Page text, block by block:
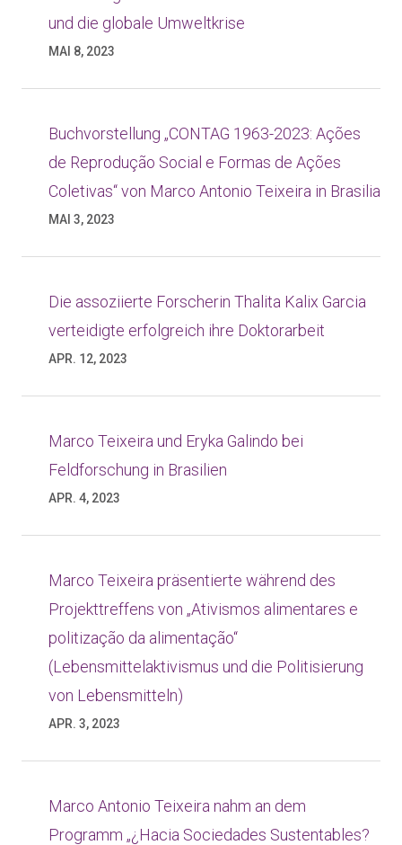
und die globale Umweltkrise
MAI 8, 2023
Buchvorstellung „CONTAG 1963-2023: Ações
de Reprodução Social e Formas de Ações
Coletivas“ von Marco Antonio Teixeira in Brasilia
MAI 3, 2023
Die assoziierte Forscherin Thalita Kalix Garcia
verteidigte erfolgreich ihre Doktorarbeit
APR. 12, 2023
Marco Teixeira und Eryka Galindo bei
Feldforschung in Brasilien
APR. 4, 2023
Marco Teixeira präsentierte während des
Projekttreffens von „Ativismos alimentares e
politização da alimentação“
(Lebensmittelaktivismus und die Politisierung
von Lebensmitteln)
APR. 3, 2023
Marco Antonio Teixeira nahm an dem
Programm „¿Hacia Sociedades Sustentables?